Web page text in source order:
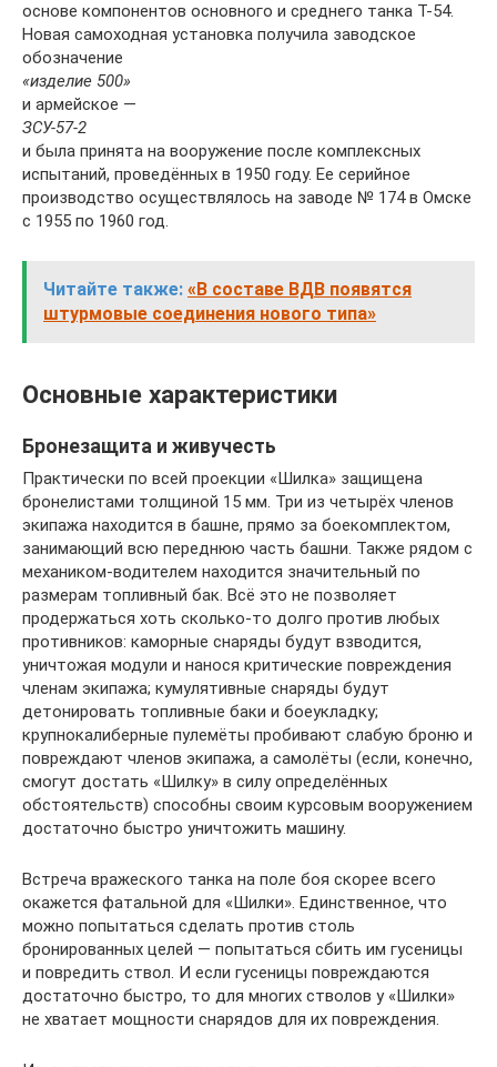
основе компонентов основного и среднего танка Т-54.
Новая самоходная установка получила заводское
обозначение
«изделие 500»
и армейское —
ЗСУ-57-2
и была принята на вооружение после комплексных
испытаний, проведённых в 1950 году. Ее серийное
производство осуществлялось на заводе № 174 в Омске
с 1955 по 1960 год.
Читайте также: «В составе ВДВ появятся
штурмовые соединения нового типа»
Основные характеристики
Бронезащита и живучесть
Практически по всей проекции «Шилка» защищена
бронелистами толщиной 15 мм. Три из четырёх членов
экипажа находится в башне, прямо за боекомплектом,
занимающий всю переднюю часть башни. Также рядом с
механиком-водителем находится значительный по
размерам топливный бак. Всё это не позволяет
продержаться хоть сколько-то долго против любых
противников: каморные снаряды будут взводится,
уничтожая модули и нанося критические повреждения
членам экипажа; кумулятивные снаряды будут
детонировать топливные баки и боеукладку;
крупнокалиберные пулемёты пробивают слабую броню и
повреждают членов экипажа, а самолёты (если, конечно,
смогут достать «Шилку» в силу определённых
обстоятельств) способны своим курсовым вооружением
достаточно быстро уничтожить машину.
Встреча вражеского танка на поле боя скорее всего
окажется фатальной для «Шилки». Единственное, что
можно попытаться сделать против столь
бронированных целей — попытаться сбить им гусеницы
и повредить ствол. И если гусеницы повреждаются
достаточно быстро, то для многих стволов у «Шилки»
не хватает мощности снарядов для их повреждения.